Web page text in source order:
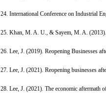
24. International Conference on Industrial
25. Khan, M. A. U., & Sayem, M. A.
26. Lee, J. (2019). Reopening Businesses
27. Lee, J. (2021). Reopening businesses
28. Lee, J. (2021). The economic aftermath